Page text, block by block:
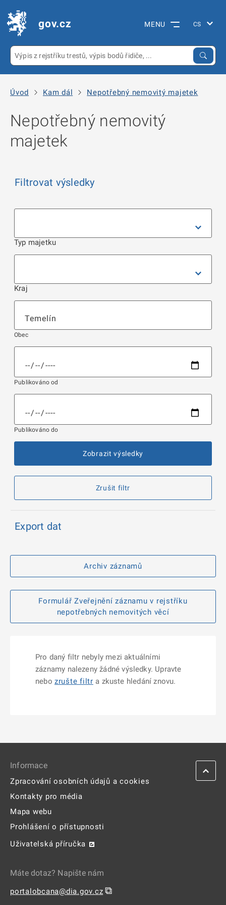
gov.cz MENU
Úvod Kam dál Nepotřebný nemovitý majetek
Nepotřebný nemovitý
majetek
Filtrovat výsledky
Typ majetku
Kraj
Obec
Publikováno od
Publikováno do
Zobrazit výsledky
Zrušit filtr
Export dat
Archiv záznamů
Formulář Zveřejnění záznamu v rejstříku
nepotřebných nemovitých věcí
Pro daný filtr nebyly mezi aktuálními
záznamy nalezeny žádné výsledky. Upravte
nebo zrušte filtr a zkuste hledání znovu.
Informace
Zpracování osobních údajů a cookies
Kontakty pro média
Mapa webu
Prohlášení o přístupnosti
Uživatelská příručka
Máte dotaz? Napište nám
portalobcana@dia.gov.cz ⧉